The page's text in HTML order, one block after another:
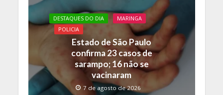
DESTAQUES DO DIA
MARINGA
POLICIA
Estado de São Paulo
confirma 23 casos de
sarampo; 16 não se
vacinaram
7 de agosto de 2026